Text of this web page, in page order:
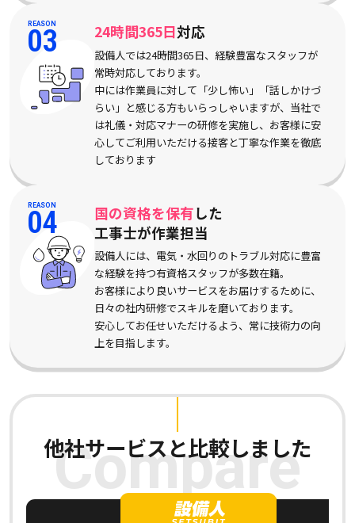
REASON
03 24時間365日対応
設備人では24時間365日、経験豊富なスタッフが
常時対応しております。
中には作業員に対して「少し怖い」「話しかけづ
らい」と感じる方もいらっしゃいますが、当社で
は礼儀・対応マナーの研修を実施し、お客様に安
心してご利用いただける接客と丁寧な作業を徹底
しております
REASON
04 国の資格を保有した
工事士が作業担当
設備人には、電気・水回りのトラブル対応に豊富
な経験を持つ有資格スタッフが多数在籍。
お客様により良いサービスをお届けするために、
日々の社内研修でスキルを磨いております。
安心してお任せいただけるよう、常に技術力の向
上を目指します。
Compare
他社サービスと比較しました